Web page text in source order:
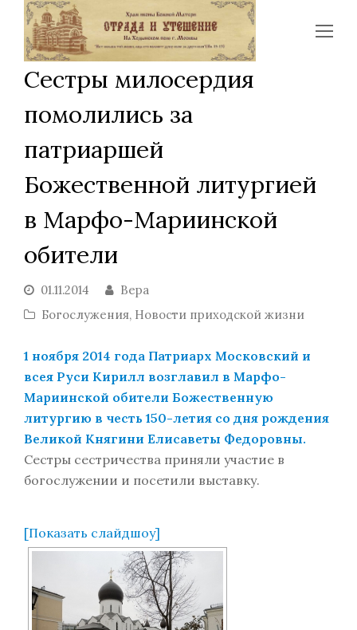
Сестры милосердия
помолились за
патриаршей
Божественной литургией
в Марфо-Мариинской
обители
01.11.2014
Вера
Богослужения, Новости приходской жизни
1 ноября 2014 года Патриарх Московский и
всея Руси Кирилл возглавил в Марфо-
Мариинской обители Божественную
литургию в честь 150-летия со дня рождения
Великой Княгини Елисаветы Федоровны.
Сестры сестричества приняли участие в
богослужении и посетили выставку.
[Показать слайдшоу]